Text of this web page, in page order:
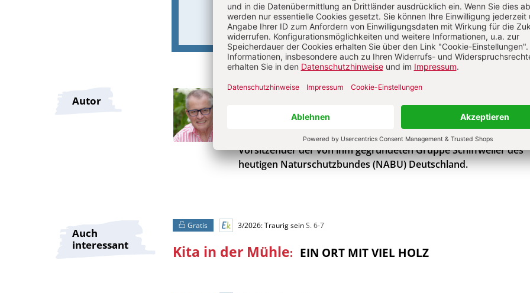
Sie haben bereits ein Konto?
Autor Peter Treitz
Peter Treitz arbeitete bis 2014 als Lehrer und Rektor an
saarländischen Grundschulen. Seit nunmehr 50 Jahren ist er
Vorsitzender der von ihm gegründeten Gruppe Schiffweiler des
heutigen Naturschutzbundes (NABU) Deutschland.
Auch
interessant
Gratis 3/2026: Traurig seinS. 6-7
Kita in der Mühle: EIN ORT MIT VIEL HOLZ